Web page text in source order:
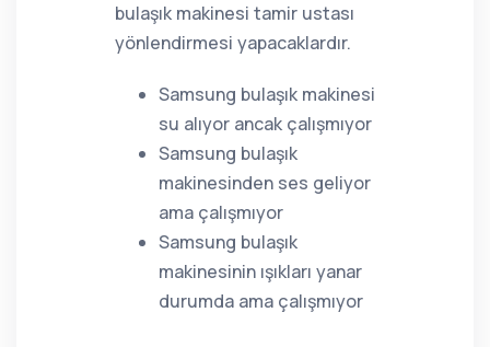
bulaşık makinesi tamir ustası
yönlendirmesi yapacaklardır.
Samsung bulaşık makinesi
su alıyor ancak çalışmıyor
Samsung bulaşık
makinesinden ses geliyor
ama çalışmıyor
Samsung bulaşık
makinesinin ışıkları yanar
durumda ama çalışmıyor